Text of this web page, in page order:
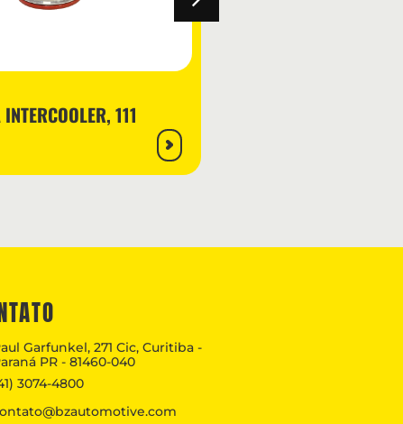
111
Garfunkel, 271 Cic, Curitiba -
PR - 81460-040
3074-4800